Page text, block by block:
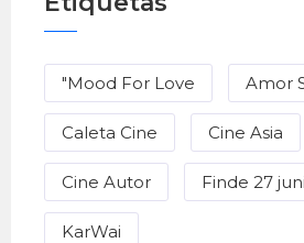
"Mood For Love Amor
Caleta Cine Cine Asia
Cine Autor Finde 27
KarWai